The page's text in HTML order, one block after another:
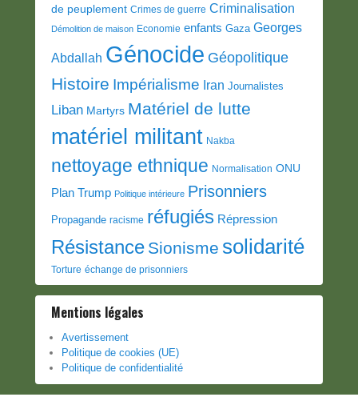
de peuplement Crimes de guerre Criminalisation
Démolition de maison Economie enfants Gaza Georges
Abdallah Génocide Géopolitique
Histoire Impérialisme Iran Journalistes
Liban Martyrs Matériel de lutte
matériel militant Nakba
nettoyage ethnique Normalisation ONU
Plan Trump Politique intérieure Prisonniers
Propagande racisme réfugiés Répression
Résistance Sionisme solidarité
Torture échange de prisonniers
Mentions légales
Avertissement
Politique de cookies (UE)
Politique de confidentialité